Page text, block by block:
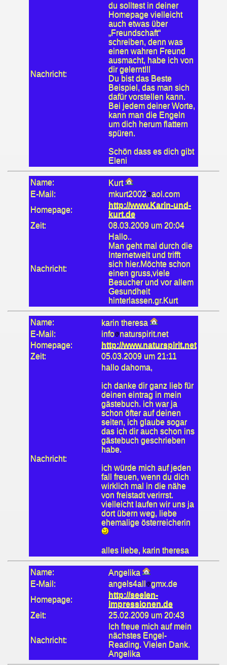
Nachricht:
du solltest in deiner
Homepage vielleicht
auch etwas über
„Freundschaft“
schreiben, denn was
einen wahren Freund
ausmacht, habe ich von
dir gelernt!!!
Du bist das Beste
Beispiel, das man sich
dafür vorstellen kann.
Bei jedem deiner Worte,
kann man die Engeln
um dich herum flattern
spüren.
Schön dass es dich gibt
Eleni
Name:
Kurt
E-Mail:
mkurt2002
aol.com
Homepage:
http://www.Karin-und-
kurt.de
Zeit:
08.03.2009 um 20:04
Nachricht:
Hallo..
Man geht mal durch die
Internetwelt und trifft
sich hier.Möchte schon
einen gruss,viele
Besucher und vor allem
Gesundheit
hinterlassen.gr.Kurt
Name:
karin theresa
E-Mail:
info
naturspirit.net
Homepage:
http://www.naturspirit.net
Zeit:
05.03.2009 um 21:11
Nachricht:
hallo dahoma,
ich danke dir ganz lieb für
deinen eintrag in mein
gästebuch. ich war ja
schon öfter auf deinen
seiten, ich glaube sogar
das ich dir auch schon ins
gästebuch geschrieben
habe.
ich würde mich auf jeden
fall freuen, wenn du dich
wirklich mal in die nähe
von freistadt verirrst.
vielleicht laufen wir uns ja
dort übern weg, liebe
ehemalige österreicherin
alles liebe, karin theresa
Name:
Angelika
E-Mail:
angels4all
gmx.de
Homepage:
http://seelen-
impressionen.de
Zeit:
25.02.2009 um 20:43
Nachricht:
Ich freue mich auf mein
nächstes Engel-
Reading. Vielen Dank.
Angelika